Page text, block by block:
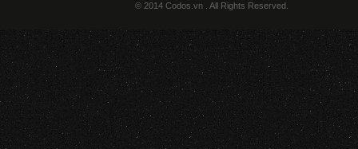
© 2014 Codos.vn . All Rights Reserved.